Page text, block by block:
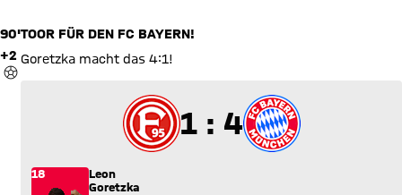
90'
+2
TOR
TOOR FÜR DEN FC BAYERN!
Goretzka macht das 4:1!
1 zu 4
1 : 4
18
Leon
Goretzka